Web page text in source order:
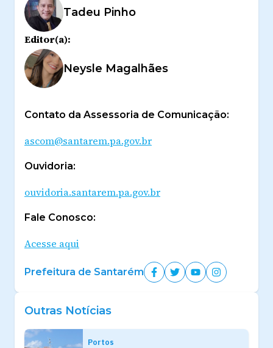
Tadeu Pinho
Editor(a):
Neysle Magalhães
Contato da Assessoria de Comunicação:
ascom@santarem.pa.gov.br
Ouvidoria:
ouvidoria.santarem.pa.gov.br
Fale Conosco:
Acesse aqui
Prefeitura de Santarém
Outras Notícias
Portos